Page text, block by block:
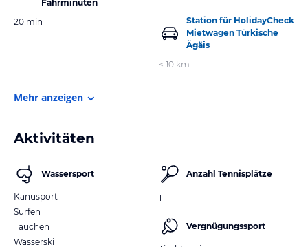
Fahrminuten
20 min
Station für HolidayCheck
Mietwagen Türkische
Ägäis
< 10 km
Mehr anzeigen
Aktivitäten
Wassersport
Kanusport
Surfen
Tauchen
Wasserski
Anzahl Tennisplätze
1
Vergnügungssport